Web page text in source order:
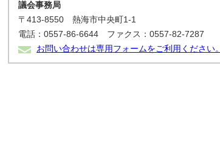
議会事務局
〒413-8550 熱海市中央町1-1
電話：0557-86-6644 ファクス：0557-82-7287
お問い合わせは専用フォームをご利用ください。